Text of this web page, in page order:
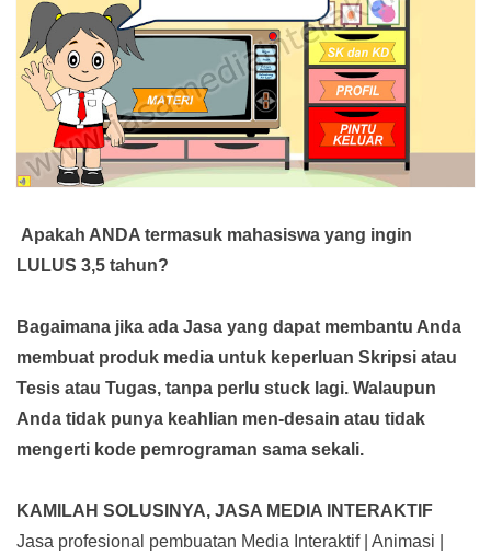
Apakah ANDA termasuk mahasiswa yang ingin
LULUS 3,5 tahun?
Bagaimana jika ada Jasa yang dapat membantu Anda
membuat produk media untuk keperluan Skripsi atau
Tesis atau Tugas, tanpa perlu stuck lagi. Walaupun
Anda tidak punya keahlian men-desain atau tidak
mengerti kode pemrograman sama sekali.
KAMILAH SOLUSINYA, JASA MEDIA INTERAKTIF
Jasa profesional pembuatan Media Interaktif | Animasi |